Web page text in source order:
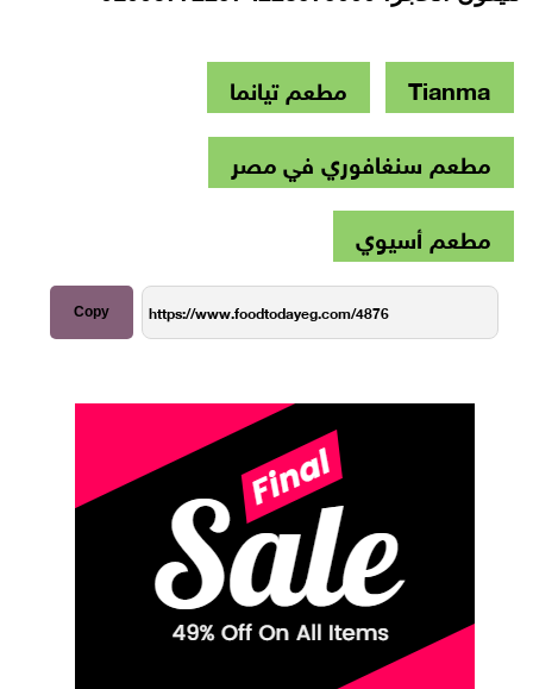
Tianma
مطعم تيانما
مطعم سنغافوري في مصر
مطعم أسيوي
Copy